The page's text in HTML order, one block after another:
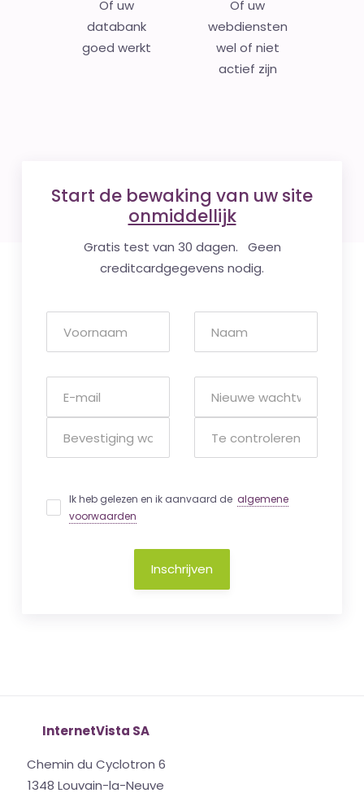
Of uw
databank
goed werkt
Of uw
webdiensten
wel of niet
actief zijn
Start de bewaking van uw site
onmiddellijk
Gratis test van 30 dagen. Geen
creditcardgegevens nodig.
Ik heb gelezen en ik aanvaard de algemene
voorwaarden
Inschrijven
InternetVista SA
Chemin du Cyclotron 6
1348 Louvain-la-Neuve